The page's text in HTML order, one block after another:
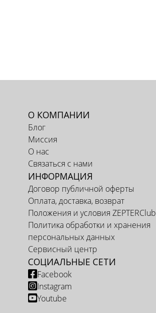
О КОМПАНИИ
Блог
Миссия
О нас
Связаться с нами
ИНФОРМАЦИЯ
Договор публичной оферты
Оплата, доставка, возврат
Положения и условия ZEPTERClub
Политика обработки и хранения
персональных данных
Сервисный центр
СОЦИАЛЬНЫЕ СЕТИ
Facebook
Instagram
Youtube